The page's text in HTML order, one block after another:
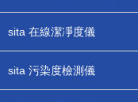
sita 在線潔凈度儀
sita 污染度檢測儀